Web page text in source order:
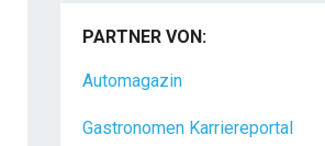
Urlaubsfeeling Chef de Rang
(m/w/d) Du bist Gastgeber aus